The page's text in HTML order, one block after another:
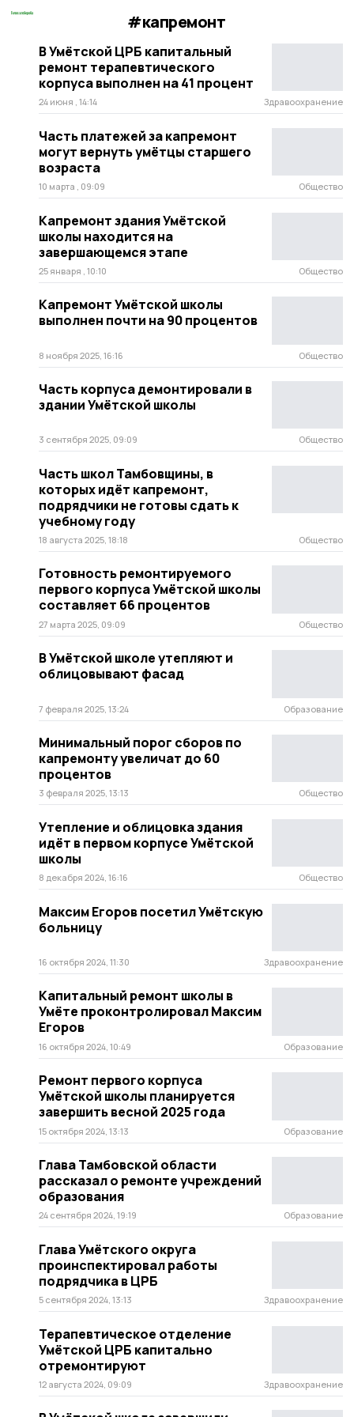
#капремонт
В Умётской ЦРБ капитальный
ремонт терапевтического
корпуса выполнен на 41 процент
24 июня , 14:14 Здравоохранение
Часть платежей за капремонт
могут вернуть умётцы старшего
возраста
10 марта , 09:09 Общество
Капремонт здания Умётской
школы находится на
завершающемся этапе
25 января , 10:10 Общество
Капремонт Умётской школы
выполнен почти на 90 процентов
8 ноября 2025, 16:16 Общество
Часть корпуса демонтировали в
здании Умётской школы
3 сентября 2025, 09:09 Общество
Часть школ Тамбовщины, в
которых идёт капремонт,
подрядчики не готовы сдать к
учебному году
18 августа 2025, 18:18 Общество
Готовность ремонтируемого
первого корпуса Умётской школы
составляет 66 процентов
27 марта 2025, 09:09 Общество
В Умётской школе утепляют и
облицовывают фасад
7 февраля 2025, 13:24 Образование
Минимальный порог сборов по
капремонту увеличат до 60
процентов
3 февраля 2025, 13:13 Общество
Утепление и облицовка здания
идёт в первом корпусе Умётской
школы
8 декабря 2024, 16:16 Общество
Максим Егоров посетил Умётскую
больницу
16 октября 2024, 11:30 Здравоохранение
Капитальный ремонт школы в
Умёте проконтролировал Максим
Егоров
16 октября 2024, 10:49 Образование
Ремонт первого корпуса
Умётской школы планируется
завершить весной 2025 года
15 октября 2024, 13:13 Образование
Глава Тамбовской области
рассказал о ремонте учреждений
образования
24 сентября 2024, 19:19 Образование
Глава Умётского округа
проинспектировал работы
подрядчика в ЦРБ
5 сентября 2024, 13:13 Здравоохранение
Терапевтическое отделение
Умётской ЦРБ капитально
отремонтируют
12 августа 2024, 09:09 Здравоохранение